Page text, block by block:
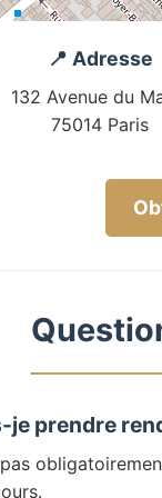
📍 Adresse
132 Avenue du
75014 Paris
je prendre